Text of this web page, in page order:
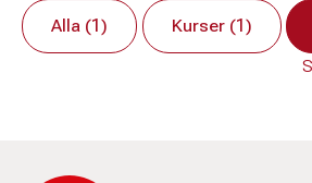
Alla (1) Kurser (1)